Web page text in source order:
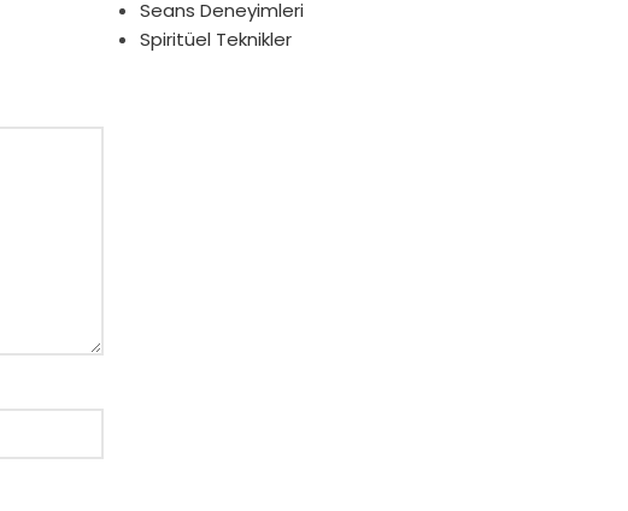
Seans Deneyimleri
Spiritüel Teknikler